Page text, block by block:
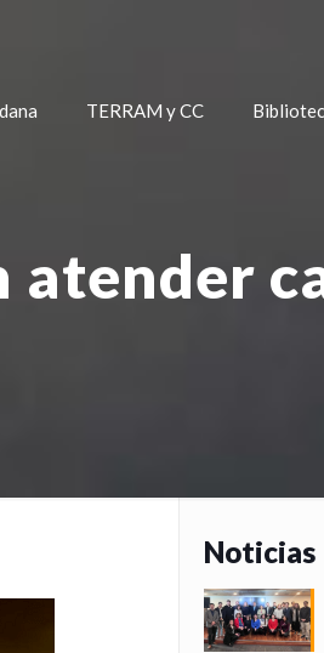
TERRAM y CC
atender
Noticias